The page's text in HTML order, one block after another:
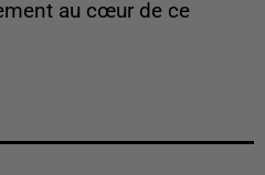
au cœur de ce